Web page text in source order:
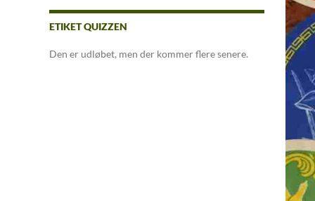
ETIKET QUIZZEN
Den er udløbet, men der kommer flere senere.